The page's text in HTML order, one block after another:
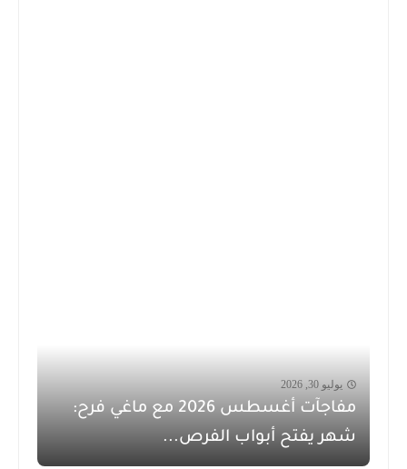
يوليو 30, 2026
مفاجآت أغسطس 2026 مع ماغي فرح:
شهر يفتح أبواب الفرص...